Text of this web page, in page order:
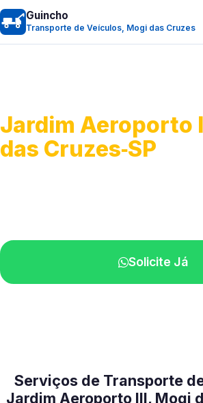
Guincho
Transporte de Veículos, Mogi das Cruzes
Jardim Aeroporto
das Cruzes‑SP
Solicite Já
Serviços de Transporte
Jardim Aeroporto III, Mogi